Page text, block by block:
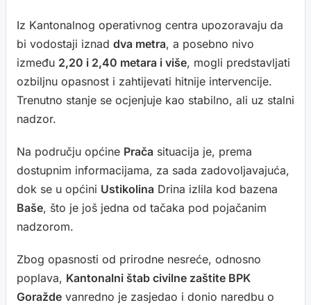
Iz Kantonalnog operativnog centra upozoravaju da
bi vodostaji iznad dva metra, a posebno nivo
između 2,20 i 2,40 metara i više, mogli predstavljati
ozbiljnu opasnost i zahtijevati hitnije intervencije.
Trenutno stanje se ocjenjuje kao stabilno, ali uz stalni
nadzor.
Na području općine Prača situacija je, prema
dostupnim informacijama, za sada zadovoljavajuća,
dok se u općini Ustikolina Drina izlila kod bazena
Baše, što je još jedna od tačaka pod pojačanim
nadzorom.
Zbog opasnosti od prirodne nesreće, odnosno
poplava, Kantonalni štab civilne zaštite BPK
Goražde vanredno je zasjedao i donio naredbu o